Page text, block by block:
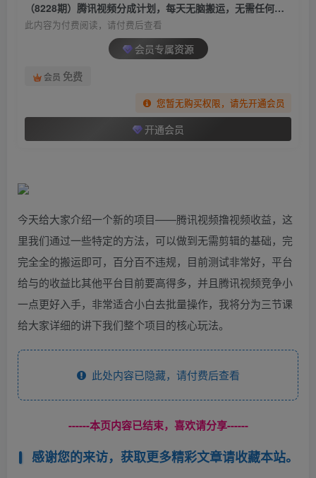
（8228期）腾讯视频分成计划，每天无脑搬运，无需任何剪辑！
此内容为付费阅读，请付费后查看
会员专属资源
会员 免费
您暂无购买权限，请先开通会员
开通会员
今天给大家介绍一个新的项目——腾讯视频撸视频收益，这
里我们通过一些特定的方法，可以做到无需剪辑的基础，完
完全全的搬运即可，百分百不违规，目前测试非常好，平台
给与的收益比其他平台目前要高得多，并且腾讯视频竞争小
一点更好入手，非常适合小白去批量操作，我将分为三节课
给大家详细的讲下我们整个项目的核心玩法。
此处内容已隐藏，请付费后查看
------本页内容已结束，喜欢请分享------
感谢您的来访，获取更多精彩文章请收藏本站。